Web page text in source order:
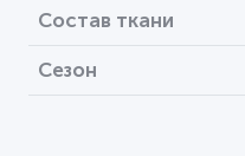
Состав ткани
Сезон